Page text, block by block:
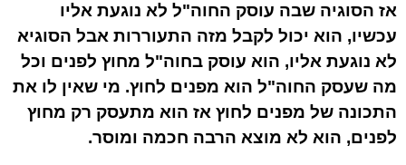
אז הסוגיה שבה עוסק החוה"ל לא נוגעת אליו
עכשיו, הוא יכול לקבל מזה התעוררות אבל הסוגיא
לא נוגעת אליו, הוא עוסק בחוה"ל מחוץ לפנים וכל
מה שעסק החוה"ל הוא מפנים לחוץ. מי שאין לו את
התכונה של מפנים לחוץ אז הוא מתעסק רק מחוץ
לפנים, הוא לא מוצא הרבה חכמה ומוסר.